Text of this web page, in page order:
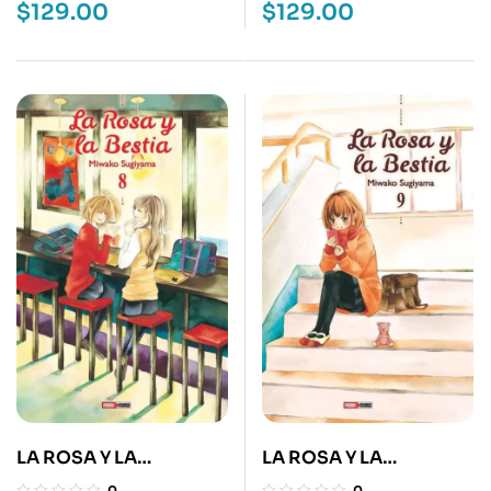
$129.00 $129.00
LA ROSA Y LA
BESTIA:HANA NI
LA ROSA Y LA
BESTIA:HANA NI